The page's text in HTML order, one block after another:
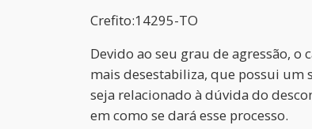
Crefito:14295-TO
Devido ao seu grau de agressão, o
mais desestabiliza, que possui um
seja relacionado à dúvida do
em como se dará esse processo.